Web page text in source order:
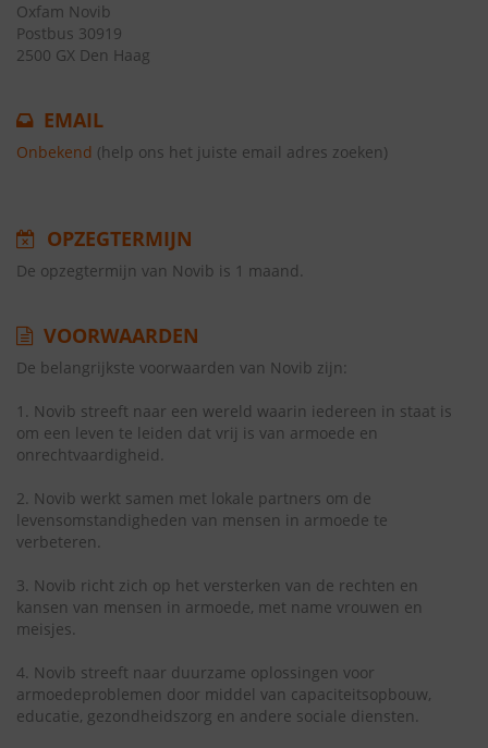
Oxfam Novib
Postbus 30919
2500 GX Den Haag
EMAIL
Onbekend (help ons het juiste email adres zoeken)
OPZEGTERMIJN
De opzegtermijn van Novib is 1 maand.
VOORWAARDEN
De belangrijkste voorwaarden van Novib zijn:
1. Novib streeft naar een wereld waarin iedereen in staat is
om een leven te leiden dat vrij is van armoede en
onrechtvaardigheid.
2. Novib werkt samen met lokale partners om de
levensomstandigheden van mensen in armoede te
verbeteren.
3. Novib richt zich op het versterken van de rechten en
kansen van mensen in armoede, met name vrouwen en
meisjes.
4. Novib streeft naar duurzame oplossingen voor
armoedeproblemen door middel van capaciteitsopbouw,
educatie, gezondheidszorg en andere sociale diensten.